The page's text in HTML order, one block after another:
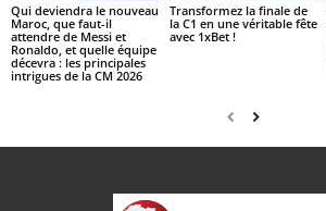
Qui deviendra le nouveau
Maroc, que faut-il
attendre de Messi et
Ronaldo, et quelle équipe
décevra : les principales
intrigues de la CM 2026
Transformez la finale de
la C1 en une véritable fête
avec 1xBet !